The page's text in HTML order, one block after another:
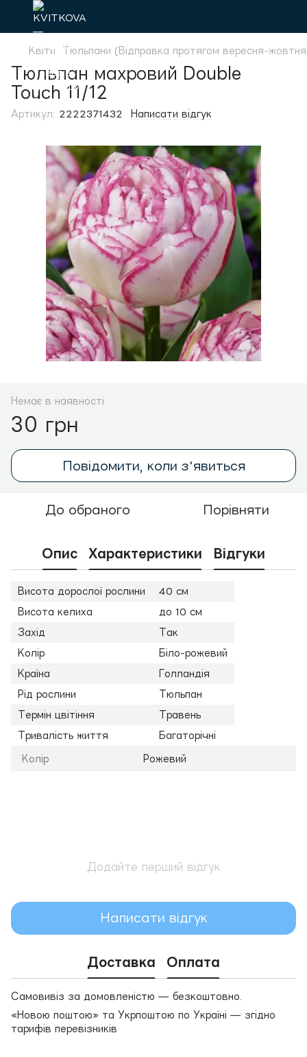
Квіти Тюльпани (Відправка протягом вересня-
Тюльпан махровий Double
Touch 11/12
Артикул: 2222371432 Написати відгук
Немає в наявності
30 грн
Повідомити, коли з'явиться
До обраного Порівняти
Опис Характеристики Відгуки
Висота дорослої рослини
40 см
Висота келиха
до 10 см
Захід
Так
Колір
Біло-рожевий
Країна
Голландія
Рід рослини
Тюльпан
Термін цвітіння
Травень
Тривалість життя
Багаторічні
Колір Рожевий
Додайте перший відгук
Написати відгук
Доставка Оплата
Самовивіз за домовленістю — безкоштовно.
«Новою поштою» та Укрпоштою по Україні — згідно
тарифів перевізників